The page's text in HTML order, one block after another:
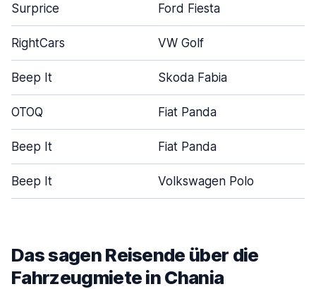
Surprice Ford Fiesta
RightCars VW Golf
Beep It Skoda Fabia
OTOQ Fiat Panda
Beep It Fiat Panda
Beep It Volkswagen Polo
Das sagen Reisende über die
Fahrzeugmiete in Chania